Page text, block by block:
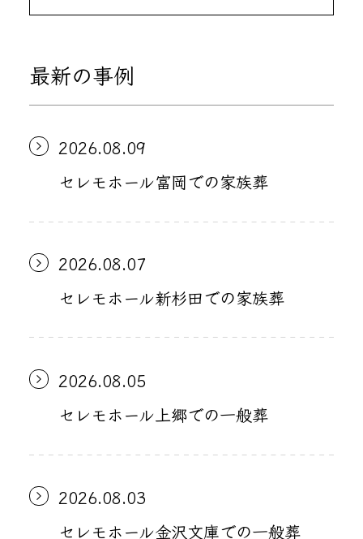
最新の事例
2026.08.09
セレモホール富岡での家族葬
2026.08.07
セレモホール新杉田での家族葬
2026.08.05
セレモホール上郷での一般葬
2026.08.03
セレモホール金沢文庫での一般葬